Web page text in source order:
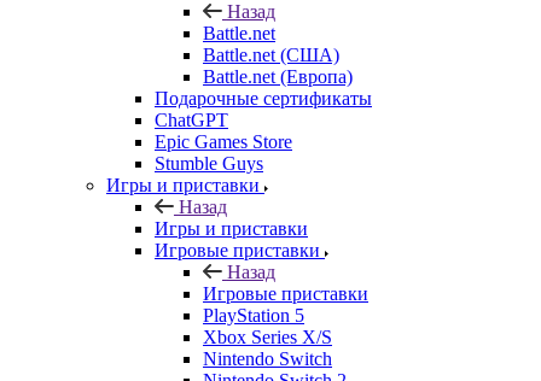
Назад
Battle.net
Battle.net (США)
Battle.net (Европа)
Подарочные сертификаты
ChatGPT
Epic Games Store
Stumble Guys
Игры и приставки
Назад
Игры и приставки
Игровые приставки
Назад
Игровые приставки
PlayStation 5
Xbox Series X/S
Nintendo Switch